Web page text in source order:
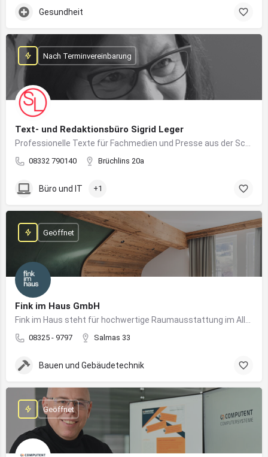
Gesundheit
Text- und Redaktionsbüro Sigrid Leger
08332 790140 Brüchlins 20a
Nach Terminvereinbarung
Büro und IT +1
Fink im Haus GmbH
08325 - 9797 Salmas 33
Geöffnet
Bauen und Gebäudetechnik
Geöffnet